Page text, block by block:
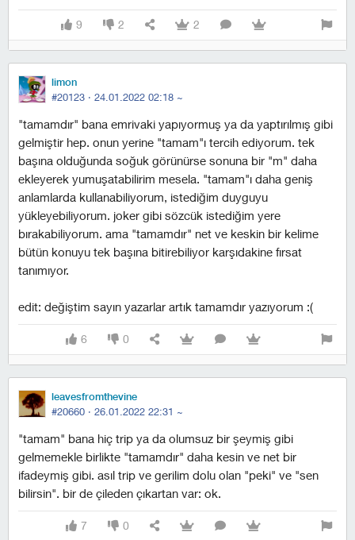
9 2 2
limon
#20123 · 24.01.2022 02:18 ~
"tamamdır" bana emrivaki yapıyormuş ya da yaptırılmış gibi
gelmiştir hep. onun yerine "tamam"ı tercih ediyorum. tek
başına olduğunda soğuk görünürse sonuna bir "m" daha
ekleyerek yumuşatabilirim mesela. "tamam"ı daha geniş
anlamlarda kullanabiliyorum, istediğim duyguyu
yükleyebiliyorum. joker gibi sözcük istediğim yere
bırakabiliyorum. ama "tamamdır" net ve keskin bir kelime
bütün konuyu tek başına bitirebiliyor karşıdakine fırsat
tanımıyor.
edit: değiştim sayın yazarlar artık tamamdır yazıyorum :(
6 0
leavesfromthevine
#20660 · 26.01.2022 22:31 ~
"tamam" bana hiç trip ya da olumsuz bir şeymiş gibi
gelmemekle birlikte "tamamdır" daha kesin ve net bir
ifadeymiş gibi. asıl trip ve gerilim dolu olan "peki" ve "sen
bilirsin". bir de çileden çıkartan var: ok.
7 0